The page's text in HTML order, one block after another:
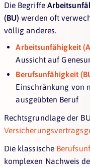
Die Begriffe
(BU) werden oft
völlig anderes.
Arbeitsunfähigkeit
Aussicht auf
Berufsunfähigkeit
Einschränkung von
ausgeübten Beruf
Rechtsgrundlage der
Die klassische
komplexen Nachweis